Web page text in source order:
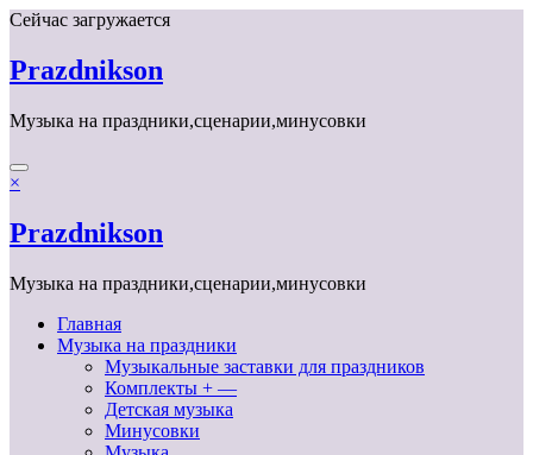
Перейти
содержимому
Сейчас загружается
Prazdnikson
Музыка на праздники,сценарии,минусовки
×
Prazdnikson
Музыка на праздники,сценарии,минусовки
Главная
Музыка на праздники
Музыкальные заставки для праздников
Комплекты + —
Детская музыка
Минусовки